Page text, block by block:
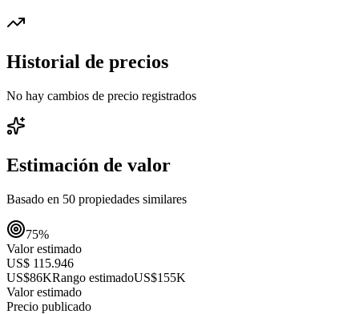
Historial de precios
No hay cambios de precio registrados
Estimación de valor
Basado en 50 propiedades similares
75%
Valor estimado
US$ 115.946
US$86KRango estimadoUS$155K
Valor estimado
Precio publicado